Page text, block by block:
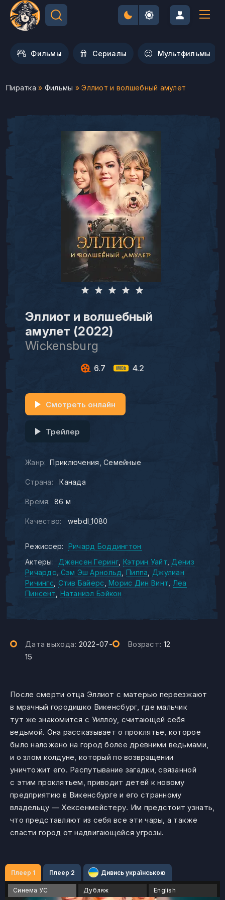
Фильмы Сериалы Мультфильмы
Пиратка » Фильмы » Эллиот и волшебный амулет
Эллиот и волшебный
амулет (2022)
Wickensburg
6.7 4.2
Жанр: Приключения Семейные
Страна: Канада
Время: 86 м
Качество: webdl_1080
Смотреть онлайн
Трейлер
Режиссер:
Ричард Боддингтон
Актеры:
Дженсен Геринг Кэтрин Уайт Дениз
Ричардс
Сэм Эш Арнольд Пиппа
Джулиан
Ричингс Стив Байерс Морис Дин Винт
Леа
Пинсент Натаниэл Бэйкон
Дата выхода: 2022-07-
15
Возраст: 12
После смерти отца Эллиот с матерью переезжают
в мрачный городишко Викенсбург, где мальчик
тут же знакомится с Уиллоу, считающей себя
ведьмой. Она рассказывает о проклятье, которое
было наложено на город более древними ведьмами,
и о злом колдуне, который по возвращении
уничтожит его. Распутывание загадки, связанной
с этим проклятьем, приводит детей к новому
предприятию в Викенсбурге и его странному
владельцу — Хексенмейстеру. Им предстоит узнать,
что представляют из себя все эти чары, а также
спасти город от надвигающейся угрозы.
Плеер 1 Плеер 2 Дивись українською
Синема УС Дубляж English